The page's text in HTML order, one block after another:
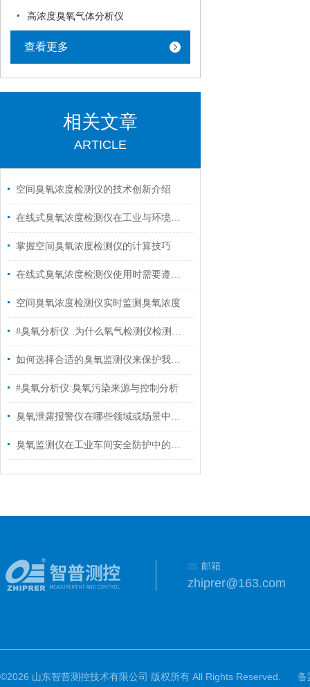
高浓度臭氧气体分析仪
查看更多
相关文章
ARTICLE
空间臭氧浓度检测仪的技术创新介绍
在线式臭氧浓度检测仪在工业与环境监测中的应用
掌握空间臭氧浓度检测仪的计算技巧
在线式臭氧浓度检测仪使用时需要遵守的要求
空间臭氧浓度检测仪实时监测臭氧浓度
#臭氧分析仪 :为什么氧气检测仪检测出的数据波动很大？
如何选择合适的臭氧监测仪来保护我们的健康
#臭氧分析仪:臭氧污染来源与控制分析
臭氧泄露报警仪在哪些领域或场景中常被使用？
臭氧监测仪在工业车间安全防护中的应用
邮箱
zhiprer@163.com
©2026 山东智普测控技术有限公司 版权所有 All Rights Reserved. 备